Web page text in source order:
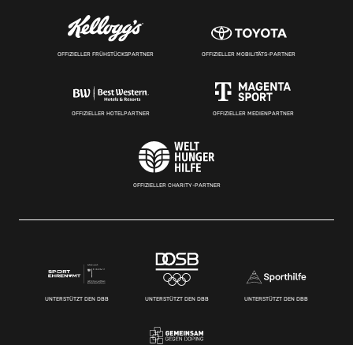
OFFIZIELLER FRÜHSTÜCKSPARTNER OFFIZIELLER MOBILITÄTS-PARTNER
OFFIZIELLER HOTELPARTNER OFFIZIELLER MEDIENPARTNER
OFFIZIELLER CHARITY-PARTNER
UNTERSTÜTZT DEN DBB UNTERSTÜTZT DEN DBB UNTERSTÜTZT DEN DBB